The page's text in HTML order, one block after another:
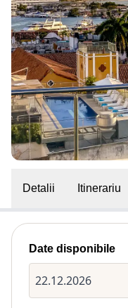
Detalii Itinerariu
Date disponibile